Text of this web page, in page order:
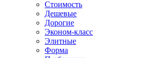
Стоимость
Дешевые
Дорогие
Эконом-класс
Элитные
Форма